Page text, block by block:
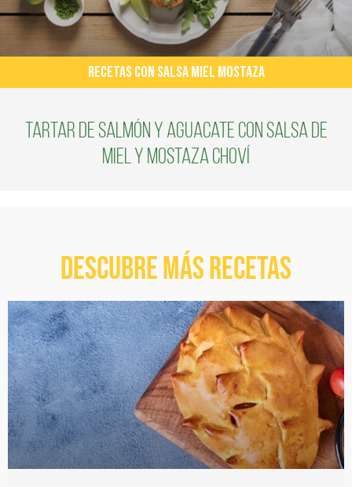
RECETAS CON SALSA MIEL MOSTAZA
Tartar de salmón y aguacate con salsa de
miel y mostaza Choví
Descubre más recetas